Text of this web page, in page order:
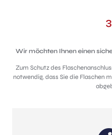
3
Wir möchten Ihnen einen
Zum Schutz des
notwendig, dass Sie die Flaschen